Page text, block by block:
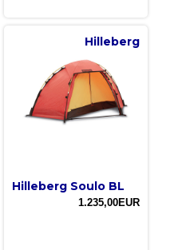
Hilleberg
Hilleberg Soulo BL
1.235,00EUR